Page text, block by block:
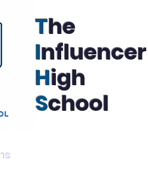
The
Influencer
High
School